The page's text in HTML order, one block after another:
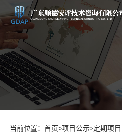
当前位置： 首页>项目公示>定期项目